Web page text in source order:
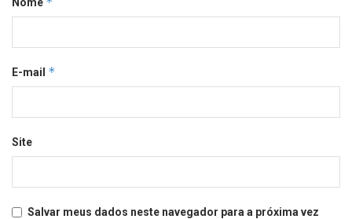
E-mail *
Site
Salvar meus dados neste navegador para a próxima vez